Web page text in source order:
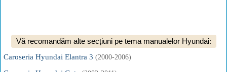
Vă recomandăm alte secțiuni pe tema manualelor Hyundai:
Caroseria Hyundai Elantra 3 (2000-2006)